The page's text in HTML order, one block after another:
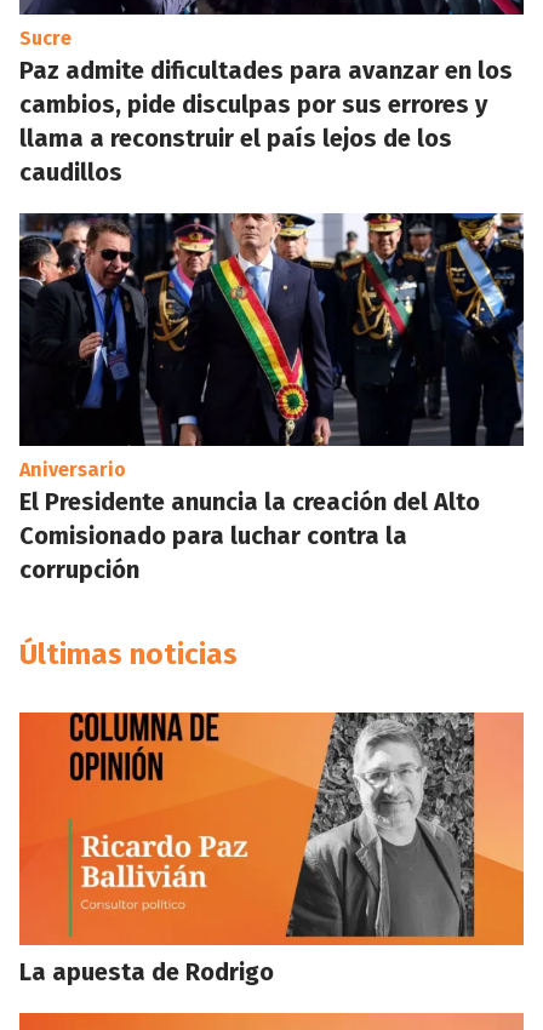
Sucre
Paz admite dificultades para avanzar en los
cambios, pide disculpas por sus errores y
llama a reconstruir el país lejos de los
caudillos
Aniversario
El Presidente anuncia la creación del Alto
Comisionado para luchar contra la
corrupción
Últimas noticias
La apuesta de Rodrigo